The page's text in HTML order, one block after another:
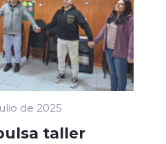
de 2025
taller